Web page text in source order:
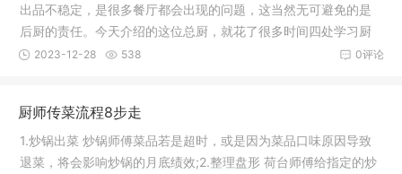
出品不稳定，是很多餐厅都会出现的问题，这当然无可避免的是
后厨的责任。今天介绍的这位总厨，就花了很多时间四处学习厨
政管理经
0评论
2023-12-28 538
厨师传菜流程8步走
1.炒锅出菜 炒锅师傅菜品若是超时，或是因为菜品口味原因导致
退菜，将会影响炒锅的月底绩效;2.整理盘形 荷台师傅给指定的炒